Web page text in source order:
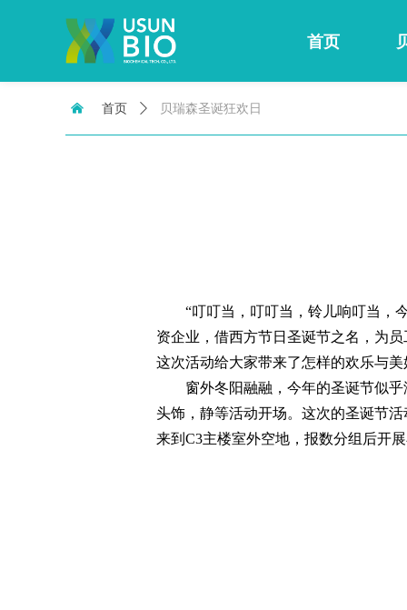
首页
“叮叮当，叮叮当，铃儿响叮当，
资企业，借西方节日圣诞节之名，为
这次活动给大家带来了怎样的欢乐与美
窗外冬阳融融，今年的圣诞节似乎
头饰，静等活动开场。这次的圣诞节
来到C3主楼室外空地，报数分组后开展
낀 首页 ꄲ 贝瑞森圣诞狂欢日